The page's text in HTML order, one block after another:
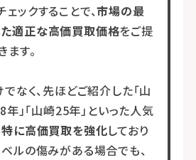
ックすることで、市場の最
適正な高価買取価格をご提
す。
なく、先ほどご紹介した「山
年」「山崎25年」といった人気
特に高価買取を強化しており
ベルの傷みがある場合でも、